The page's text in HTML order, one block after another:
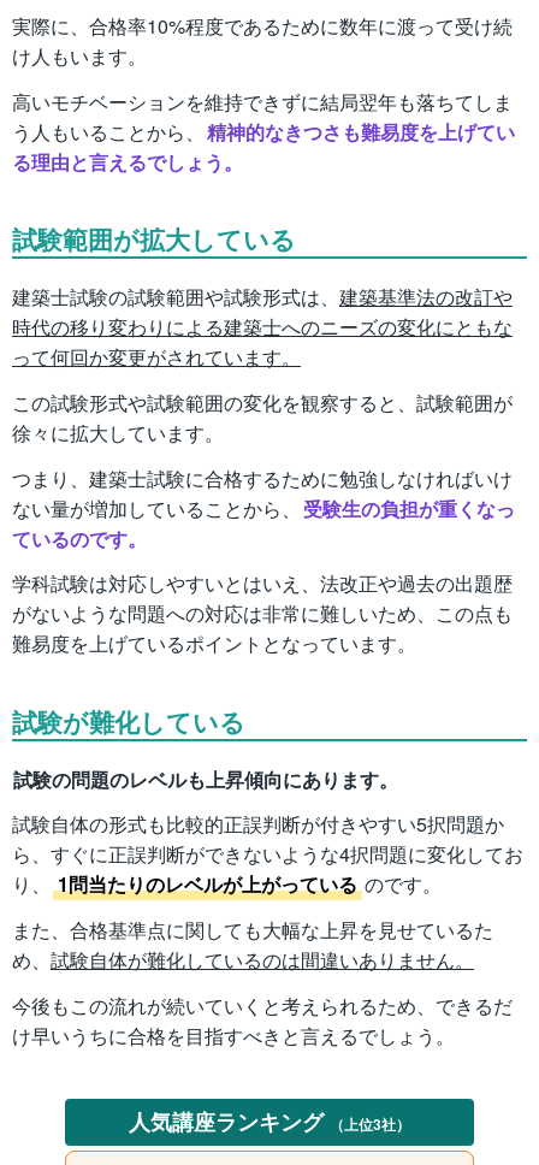
実際に、合格率10%程度であるために数年に渡って受け続
け人もいます。
高いモチベーションを維持できずに結局翌年も落ちてしま
う人もいることから、 精神的なきつさも難易度を上げてい
る理由と言えるでしょう。
試験範囲が拡大している
建築士試験の試験範囲や試験形式は、 建築基準法の改訂や
時代の移り変わりによる建築士へのニーズの変化にともな
って何回か変更がされています。
この試験形式や試験範囲の変化を観察すると、試験範囲が
徐々に拡大しています。
つまり、建築士試験に合格するために勉強しなければいけ
ない量が増加していることから、
受験生の負担が重くなっ
ているのです。
学科試験は対応しやすいとはいえ、法改正や過去の出題歴
がないような問題への対応は非常に難しいため、この点も
難易度を上げているポイントとなっています。
試験が難化している
試験の問題のレベルも上昇傾向にあります。
試験自体の形式も比較的正誤判断が付きやすい5択問題か
ら、すぐに正誤判断ができないような4択問題に変化してお
り、
1問当たりのレベルが上がっている のです。
また、合格基準点に関しても大幅な上昇を見せているた
め、 試験自体が難化しているのは間違いありません。
今後もこの流れが続いていくと考えられるため、できるだ
け早いうちに合格を目指すべきと言えるでしょう。
人気講座ランキング （上位3社）